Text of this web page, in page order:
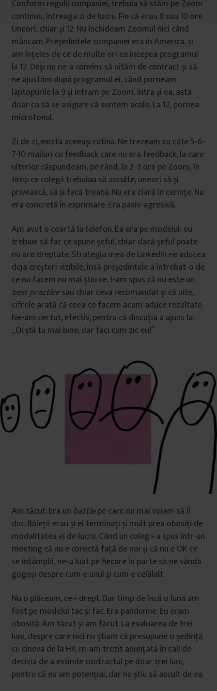
Conform regulii companiei, trebuia să stăm pe Zoom
continuu, întreaga zi de lucru. Fie că erau 8 sau 10 ore.
Uneori, chiar și 12. Nu închideam Zoomul nici când
mâncam. Președintele companiei era în America, și
am înțeles de ce de multe ori ea începea programul
la 12. Deși nu ne-a convins să uităm de contract și să
ne ajustăm după programul ei, când porneam
laptopurile la 9 și intram pe Zoom, intra și ea, asta
doar ca să se asigure că suntem acolo. La 12, pornea
microfonul.
Zi de zi, exista aceeași rutina. Ne trezeam cu câte 5-6-
7-10 mailuri cu feedback care nu era feedback, la care
ulterior răspundeam, pe rând, în 2-3 ore pe Zoom, în
timp ce colegii trebuiau să asculte, uneori să și
privească, să și facă treabă. Nu era clară în cerințe. Nu
era concretă în exprimare. Era pasiv-agresivă.
Am avut o ceartă la telefon. Ea era pe modelul: eu
trebuie să fac ce spune șeful, chiar dacă șeful poate
nu are dreptate. Strategia mea de LinkedIn ne aducea
deja creșteri vizibile, însă președintele a întrebat-o de
ce nu facem nu mai știu ce.I-am spus că nu este un
best practicesau chiar ceva recomandat și că uite,
cifrele arată că ceea ce facem acum aduce rezultate.
Ne-am certat, efectiv, pentru că discuția a ajuns la:
„Oi știi tu mai bine, dar faci cum zic eu!”.
Am tăcut. Era un battlepe care nu mai voiam să îl
duc. Băieții erau și ei terminați și mult prea obosiți de
modalitatea ei de lucru. Când un coleg i-a spus într-un
meeting că nu e corectă față de noi și că nu e OK ce
se întâmplă, ne-a luat pe fiecare în parte să ne vândă
gogoși despre cum e unul și cum e celălalt.
Nu o plăceam, ce-i drept. Dar timp de încă o lună am
fost pe modelul tac și fac. Era pandemie. Eu eram
obosită. Am tăcut și am făcut. La evaluarea de trei
luni, despre care nici nu știam că presupune o ședință
cu cineva de la HR, m-am trezit anunțată în call de
decizia de a extinde contractul pe doar trei luni,
pentru că eu am potențial, dar nu știu să ascult de ea.